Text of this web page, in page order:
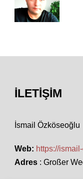
İLETIŞIM
İsmail Özköseoğlu
Web: https://
Adres : Großer